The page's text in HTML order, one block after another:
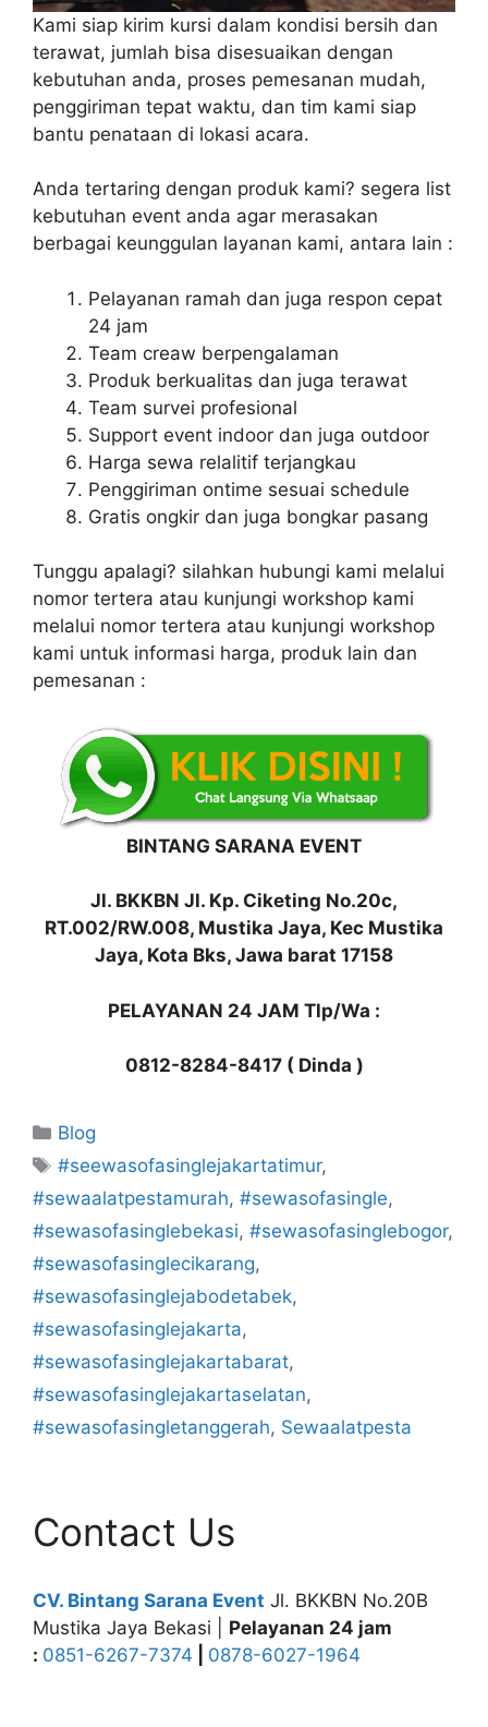
Kami siap kirim kursi dalam kondisi bersih dan
terawat, jumlah bisa disesuaikan dengan
kebutuhan anda, proses pemesanan mudah,
penggiriman tepat waktu, dan tim kami siap
bantu penataan di lokasi acara.
Anda tertaring dengan produk kami? segera list
kebutuhan event anda agar merasakan
berbagai keunggulan layanan kami, antara lain :
Pelayanan ramah dan juga respon cepat
24 jam
Team creaw berpengalaman
Produk berkualitas dan juga terawat
Team survei profesional
Support event indoor dan juga outdoor
Harga sewa relalitif terjangkau
Penggiriman ontime sesuai schedule
Gratis ongkir dan juga bongkar pasang
Tunggu apalagi? silahkan hubungi kami melalui
nomor tertera atau kunjungi workshop kami
melalui nomor tertera atau kunjungi workshop
kami untuk informasi harga, produk lain dan
pemesanan :
BINTANG SARANA EVENT
Jl. BKKBN Jl. Kp. Ciketing No.20c,
RT.002/RW.008, Mustika Jaya, Kec Mustika
Jaya, Kota Bks, Jawa barat 17158
PELAYANAN 24 JAM Tlp/Wa :
0812-8284-8417 ( Dinda )
Kategori
Blog
Tag
#seewasofasinglejakartatimur,
#sewaalatpestamurah, #sewasofasingle,
#sewasofasinglebekasi, #sewasofasinglebogor,
#sewasofasinglecikarang,
#sewasofasinglejabodetabek,
#sewasofasinglejakarta,
#sewasofasinglejakartabarat,
#sewasofasinglejakartaselatan,
#sewasofasingletanggerah, Sewaalatpesta
Contact Us
CV. Bintang Sarana Event Jl. BKKBN No.20B
Mustika Jaya Bekasi | Pelayanan 24 jam
: 0851-6267-7374 0878-6027-1964